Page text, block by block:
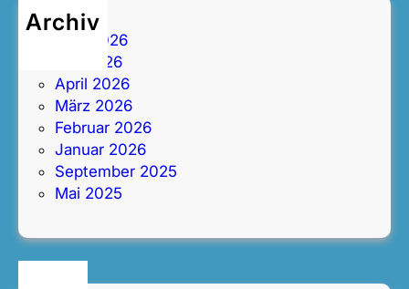
Archiv
Juni 2026
Mai 2026
April 2026
März 2026
Februar 2026
Januar 2026
September 2025
Mai 2025